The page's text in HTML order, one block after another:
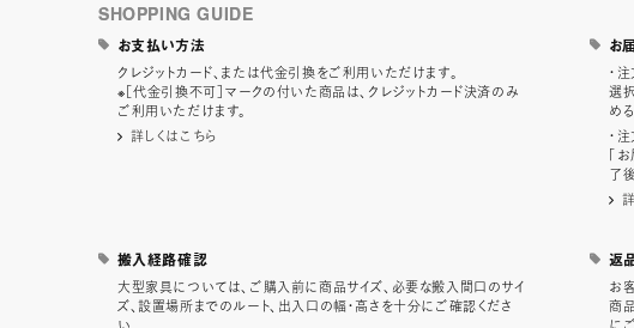
SHOPPING GUIDE
お支払い方法
クレジットカード、または代金引換をご利用いただけます。
※［代金引換不可］マークの付いた商品は、クレジットカード決済のみ
ご利用いただけます。
詳しくはこちら
お
・
選
め
・
「
了
搬入経路確認
大型家具については、ご購入前に商品サイズ、必要な搬入間口のサイ
ズ、設置場所までのルート、出入口の幅・高さを十分にご確認くださ
返
お
商